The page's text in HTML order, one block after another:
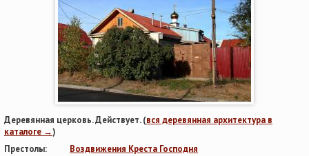
Деревянная церковь. Действует. (вся деревянная архитектура в
каталоге →)
Престолы:
Воздвижения Креста Господня